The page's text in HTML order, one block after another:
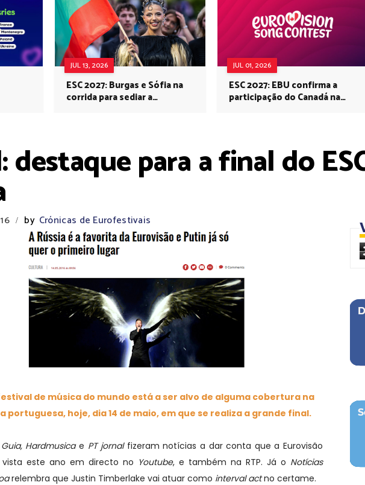
JUL 13, 2026
ESC 2027: Burgas e Sófia na
corrida para sediar a
JUL 01, 2026
ESC 2027: EBU confirma a
participação do Canadá na
para a final do
/ by Crónicas de Eurofestivais
de música do mundo está a ser alvo de alguma cobertura na
portuguesa, hoje, dia 14 de maio, em que se realiza a grande final.
Hardmusicae PT jornalfizeram notícias a dar conta que a Eurovisão
vista este ano em directo no Youtube, e também na RTP. Já o Notícias
relembra que Justin Timberlake vai atuar como interval actno certame.